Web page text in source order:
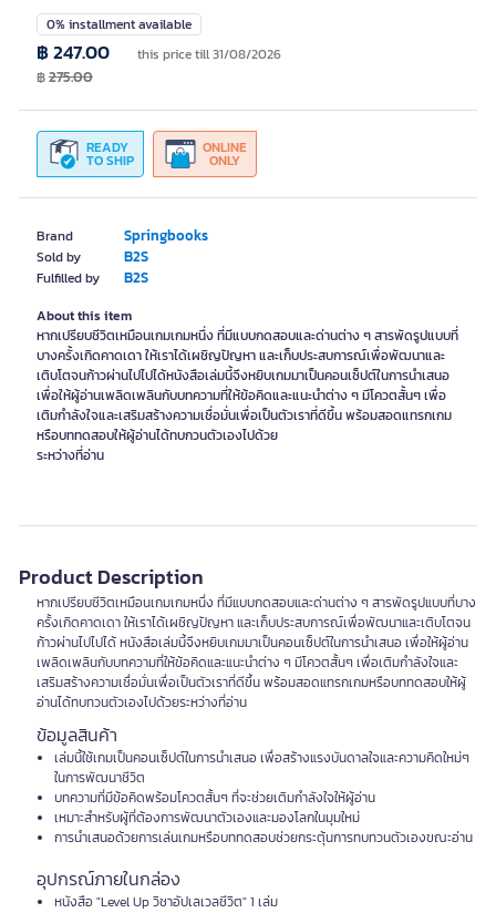
Brand Springbooks
Sold by B2S
Fulfilled by B2S
0% installment available
READY
TO SHIP
ONLINE
ONLY
฿ 247.00 this price till 31/08/2026
฿275.00
About this item
หากเปรียบชีวิตเหมือนเกมเกมหนึ่ง ที่มีแบบกดสอบและด่านต่าง ๆ สารพัดรูปแบบที่
บางครั้งเกิดคาดเดา ให้เราได้เผชิญปัญหา และเก็บประสบการณ์เพื่อพัฒนาและ
เติบโตจนก้าวผ่านไปไปได้หนังสือเล่มนี้จึงหยิบเกมมาเป็นคอนเซ็ปต์ในการนำเสนอ
เพื่อให้ผู้อ่านเพลิดเพลินกับบทความที่ให้ข้อคิดและแนะนำต่าง ๆ มีโควตสั้นๆ เพื่อ
เติมกำลังใจและเสริมสร้างความเชื่อมั่นเพื่อเป็นตัวเราที่ดีขึ้น พร้อมสอดแทรกเกม
หรือบททดสอบให้ผู้อ่านได้ทบกวนตัวเองไปด้วย
ระหว่างที่อ่าน
Product Description
หากเปรียบชีวิตเหมือนเกมเกมหนึ่ง ที่มีแบบกดสอบและด่านต่าง ๆ สารพัดรูปแบบที่บาง
ครั้งเกิดคาดเดา ให้เราได้เผชิญปัญหา และเก็บประสบการณ์เพื่อพัฒนาและเติบโตจน
ก้าวผ่านไปไปได้ หนังสือเล่มนี้จึงหยิบเกมมาเป็นคอนเซ็ปต์ในการนำเสนอ เพื่อให้ผู้อ่าน
เพลิดเพลินกับบทความที่ให้ข้อคิดและแนะนำต่าง ๆ มีโควตสั้นๆ เพื่อเติมกำลังใจและ
เสริมสร้างความเชื่อมั่นเพื่อเป็นตัวเราที่ดีขึ้น พร้อมสอดแทรกเกมหรือบททดสอบให้ผู้
อ่านได้ทบทวนตัวเองไปด้วยระหว่างที่อ่าน
ข้อมูลสินค้า
เล่มนี้ใช้เกมเป็นคอนเซ็ปต์ในการนำเสนอ เพื่อสร้างแรงบันดาลใจและความคิดใหม่ๆ
ในการพัฒนาชีวิต
บทความที่มีข้อคิดพร้อมโควตสั้นๆ ที่จะช่วยเติมกำลังใจให้ผู้อ่าน
เหมาะสำหรับผู้ที่ต้องการพัฒนาตัวเองและมองโลกในมุมใหม่
การนำเสนอด้วยการเล่นเกมหรือบททดสอบช่วยกระตุ้นการทบทวนตัวเองขณะอ่าน
อุปกรณ์ภายในกล่อง
หนังสือ "Level Up วิชาอัปเลเวลชีวิต" 1 เล่ม